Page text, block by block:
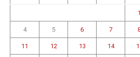
1
4 5 6 7
11 12 13 14